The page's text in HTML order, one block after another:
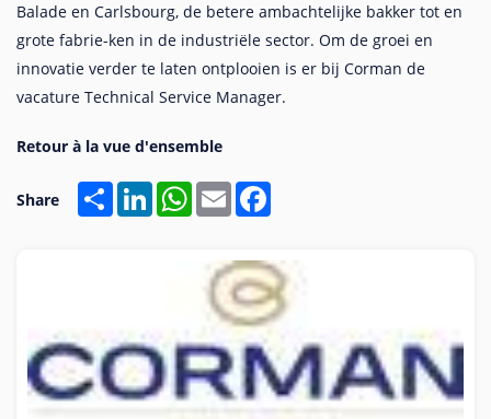
Balade en Carlsbourg, de betere ambachtelijke bakker tot en
grote fabrie-ken in de industriële sector. Om de groei en
innovatie verder te laten ontplooien is er bij Corman de
vacature Technical Service Manager.
Share Share LinkedInWhatsApp
Email